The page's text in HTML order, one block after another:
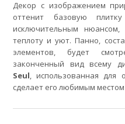
Декор с изображением
оттенит базовую
исключительным
теплоту и уют. Панно,
элементов, будет
законченный вид всему
Seul, использованная для
сделает его любимым